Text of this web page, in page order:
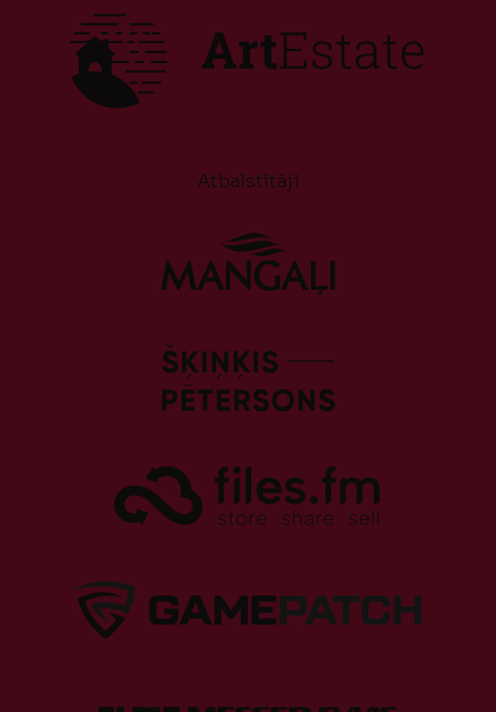
Atbalstītāji